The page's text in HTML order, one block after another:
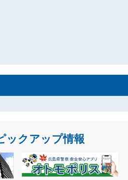
ックアップ情報